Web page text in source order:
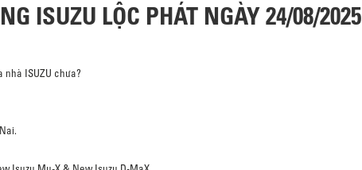
ISUZU LỘC PHÁT NGÀY 24/08/2025
nhà ISUZU chưa?